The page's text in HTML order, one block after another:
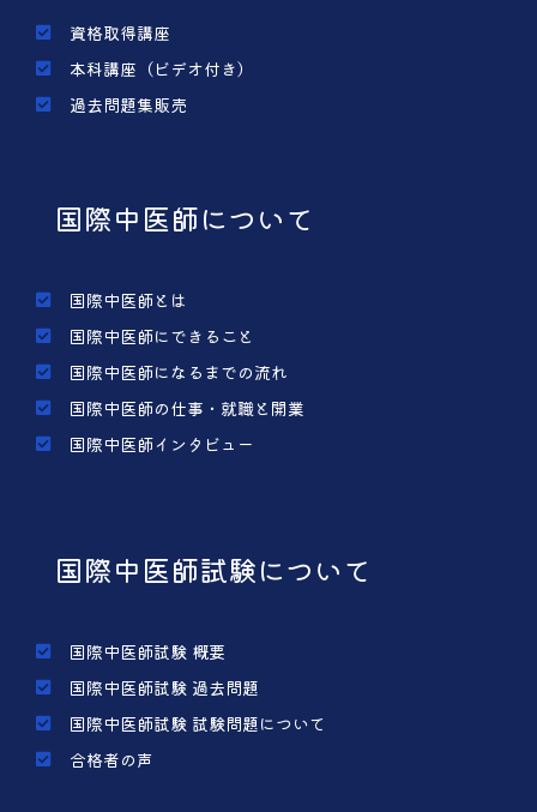
資格取得講座
本科講座（ビデオ付き）
過去問題集販売
国際中医師について
国際中医師とは
国際中医師にできること
国際中医師になるまでの流れ
国際中医師の仕事・就職と開業
国際中医師インタビュー
国際中医師試験について
国際中医師試験 概要
国際中医師試験 過去問題
国際中医師試験 試験問題について
合格者の声